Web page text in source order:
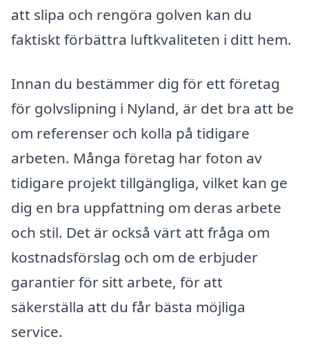
att slipa och rengöra golven kan du
faktiskt förbättra luftkvaliteten i ditt hem.
Innan du bestämmer dig för ett företag
för golvslipning i Nyland, är det bra att be
om referenser och kolla på tidigare
arbeten. Många företag har foton av
tidigare projekt tillgängliga, vilket kan ge
dig en bra uppfattning om deras arbete
och stil. Det är också värt att fråga om
kostnadsförslag och om de erbjuder
garantier för sitt arbete, för att
säkerställa att du får bästa möjliga
service.